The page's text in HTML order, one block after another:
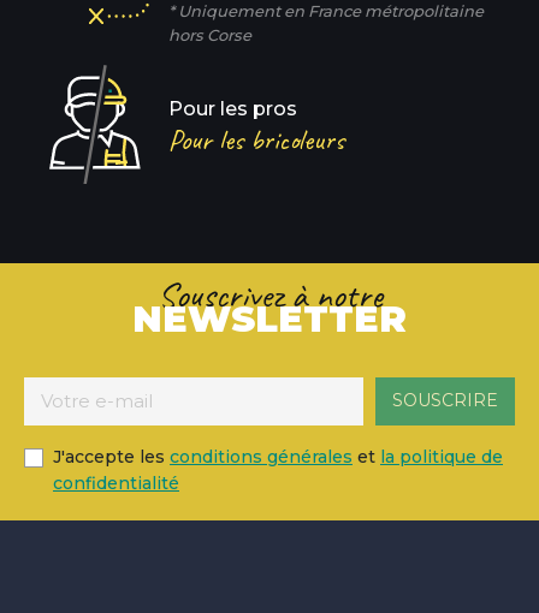
* Uniquement en France métropolitaine
hors Corse
Pour les pros
Pour les bricoleurs
Souscrivez à notre
NEWSLETTER
J'accepte les conditions générales et la politique de
confidentialité